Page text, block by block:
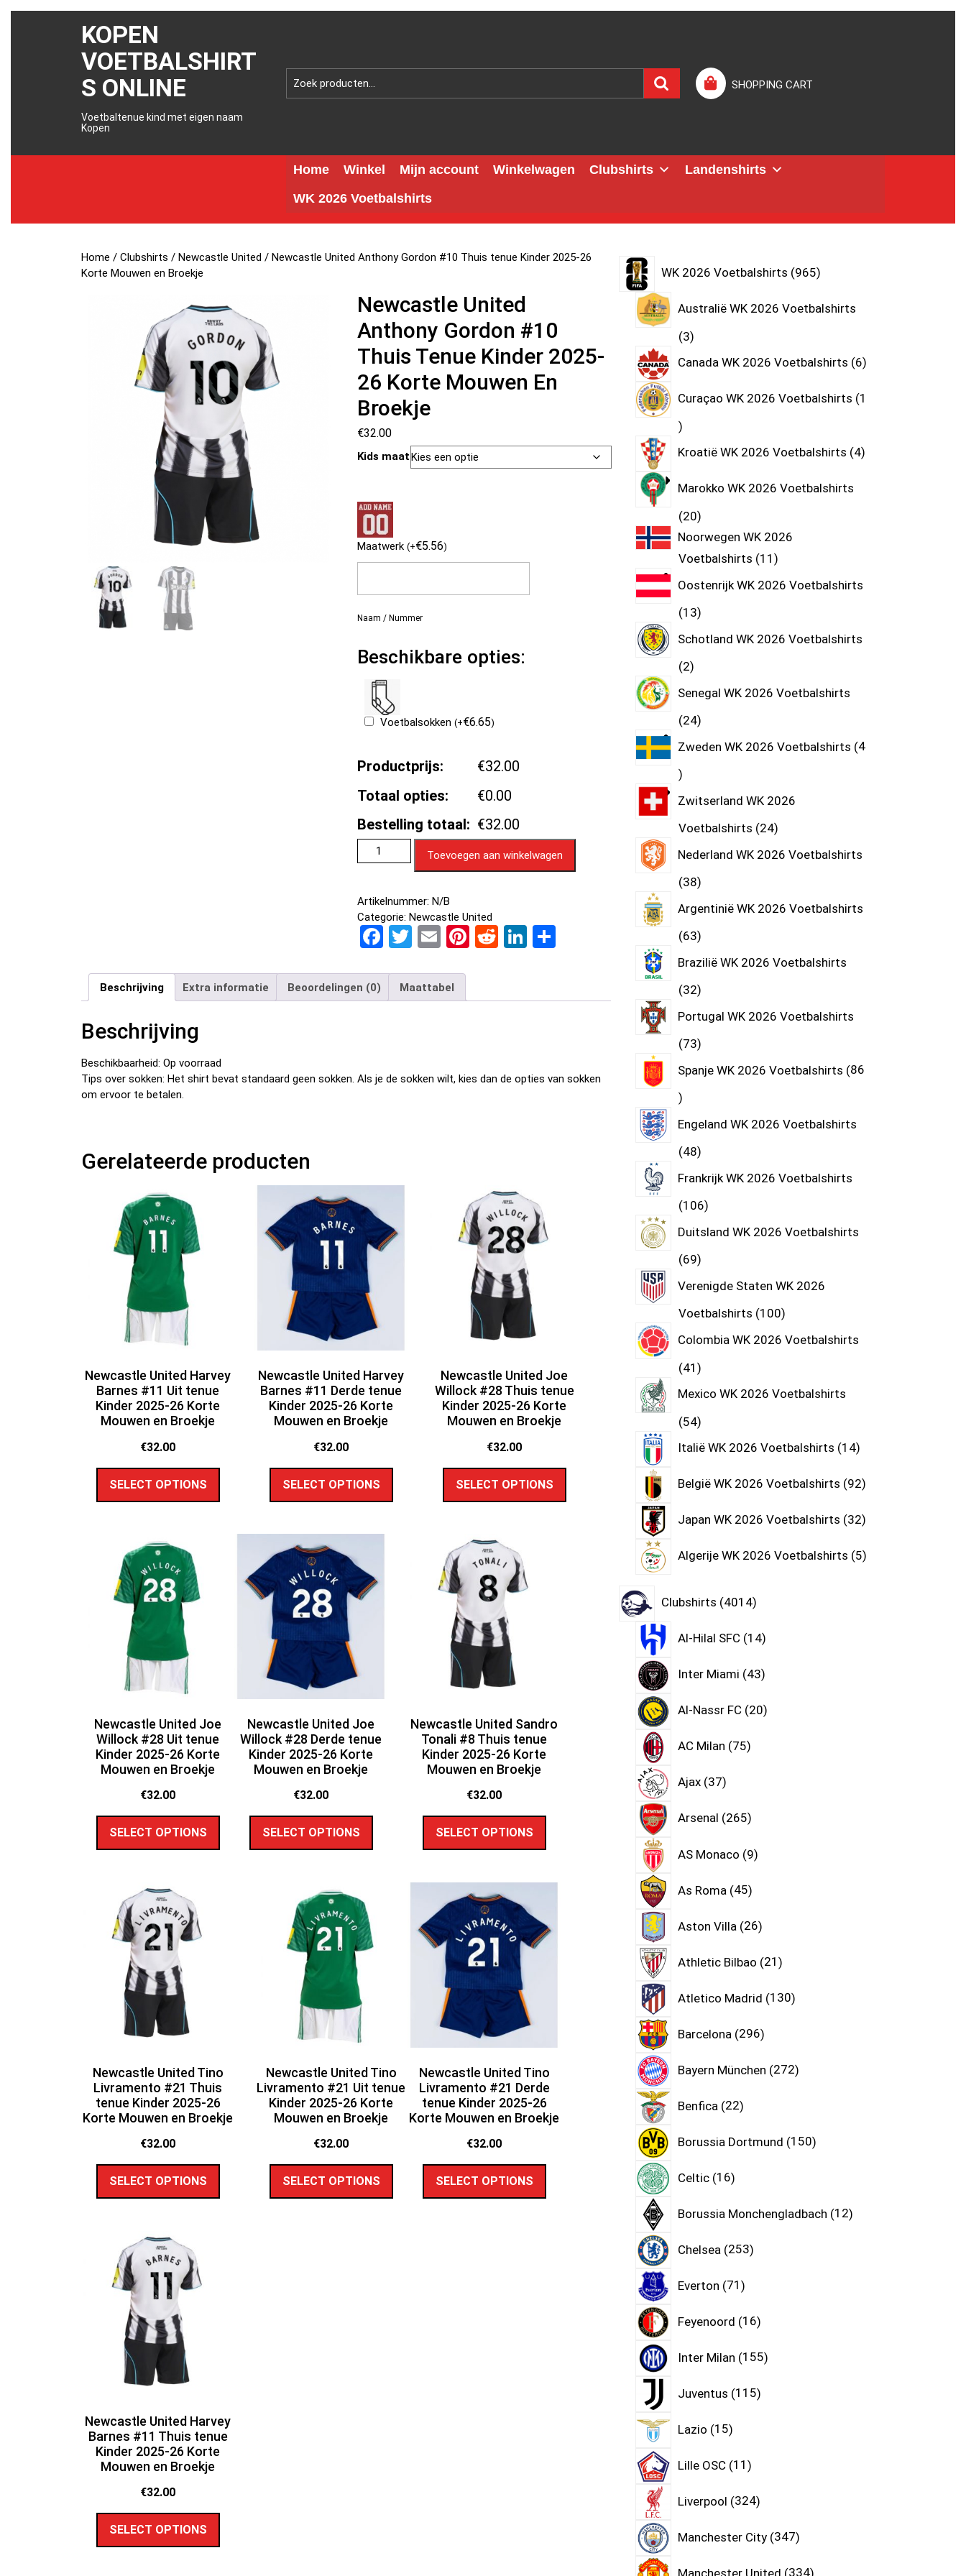
KOPEN
VOETBALSHIRT
S ONLINE
Voetbaltenue kind met eigen naam
Kopen
SHOPPING CART
Home Winkel Mijn account Winkelwagen Clubshirts
Landenshirts
WK 2026 Voetbalshirts
Home /Clubshirts /Newcastle United / Newcastle United Anthony Gordon #10 Thuis tenue Kinder 2025-26
Korte Mouwen en Broekje
Newcastle United
Anthony Gordon #10
Thuis Tenue Kinder 2025-
26 Korte Mouwen En
Broekje
€32.00
Kids maat
Maatwerk (+€5.56)
Naam / Nummer
Beschikbare opties:
Voetbalsokken (+€6.65)
Productprijs:
€32.00
Totaal opties:
€0.00
Bestelling totaal: €32.00
Toevoegen aan winkelwagen
Artikelnummer: N/B
Categorie: Newcastle United
F
ce
b
k
T
tt
er
E
ail
Pi
es
R
di
Li
dI
D
n
Beschrijving Extra informatie Beoordelingen (0) Maattabel
Beschrijving
Beschikbaarheid: Op voorraad
Tips over sokken: Het shirt bevat standaard geen sokken. Als je de sokken wilt, kies dan de opties van sokken
om ervoor te betalen.
Gerelateerde producten
Newcastle United Harvey
Barnes #11 Uit tenue
Kinder 2025-26 Korte
Mouwen en Broekje
€32.00
SELECT OPTIONS
Newcastle United Harvey
Barnes #11 Derde tenue
Kinder 2025-26 Korte
Mouwen en Broekje
€32.00
SELECT OPTIONS
Newcastle United Joe
Willock #28 Thuis tenue
Kinder 2025-26 Korte
Mouwen en Broekje
€32.00
SELECT OPTIONS
Newcastle United Joe
Willock #28 Uit tenue
Kinder 2025-26 Korte
Mouwen en Broekje
€32.00
SELECT OPTIONS
Newcastle United Joe
Willock #28 Derde tenue
Kinder 2025-26 Korte
Mouwen en Broekje
€32.00
SELECT OPTIONS
Newcastle United Sandro
Tonali #8 Thuis tenue
Kinder 2025-26 Korte
Mouwen en Broekje
€32.00
SELECT OPTIONS
Newcastle United Tino
Livramento #21 Thuis
tenue Kinder 2025-26
Korte Mouwen en Broekje
€32.00
SELECT OPTIONS
Newcastle United Tino
Livramento #21 Uit tenue
Kinder 2025-26 Korte
Mouwen en Broekje
€32.00
SELECT OPTIONS
Newcastle United Tino
Livramento #21 Derde
tenue Kinder 2025-26
Korte Mouwen en Broekje
€32.00
SELECT OPTIONS
Newcastle United Harvey
Barnes #11 Thuis tenue
Kinder 2025-26 Korte
Mouwen en Broekje
€32.00
SELECT OPTIONS
WK 2026 Voetbalshirts 965
Australië WK 2026 Voetbalshirts
3
Canada WK 2026 Voetbalshirts 6
Curaçao WK 2026 Voetbalshirts 1
Kroatië WK 2026 Voetbalshirts 4
Marokko WK 2026 Voetbalshirts
20
Noorwegen WK 2026
Voetbalshirts 11
Oostenrijk WK 2026 Voetbalshirts
13
Schotland WK 2026 Voetbalshirts
2
Senegal WK 2026 Voetbalshirts
24
Zweden WK 2026 Voetbalshirts 4
Zwitserland WK 2026
Voetbalshirts 24
Nederland WK 2026 Voetbalshirts
38
Argentinië WK 2026 Voetbalshirts
63
Brazilië WK 2026 Voetbalshirts
32
Portugal WK 2026 Voetbalshirts
73
Spanje WK 2026 Voetbalshirts 86
Engeland WK 2026 Voetbalshirts
48
Frankrijk WK 2026 Voetbalshirts
106
Duitsland WK 2026 Voetbalshirts
69
Verenigde Staten WK 2026
Voetbalshirts 100
Colombia WK 2026 Voetbalshirts
41
Mexico WK 2026 Voetbalshirts
54
Italië WK 2026 Voetbalshirts 14
België WK 2026 Voetbalshirts 92
Japan WK 2026 Voetbalshirts 32
Algerije WK 2026 Voetbalshirts 5
Clubshirts 4014
Al-Hilal SFC 14
Inter Miami 43
Al-Nassr FC 20
AC Milan 75
Ajax 37
Arsenal 265
AS Monaco 9
As Roma 45
Aston Villa 26
Athletic Bilbao 21
Atletico Madrid 130
Barcelona 296
Bayern München 272
Benfica 22
Borussia Dortmund 150
Celtic 16
Borussia Monchengladbach 12
Chelsea 253
Everton 71
Feyenoord 16
Inter Milan 155
Juventus 115
Lazio 15
Lille OSC 11
Liverpool 324
Manchester City 347
Manchester United 334